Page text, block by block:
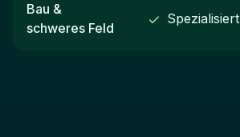
Bau &
schweres Feld
Spezialisiert